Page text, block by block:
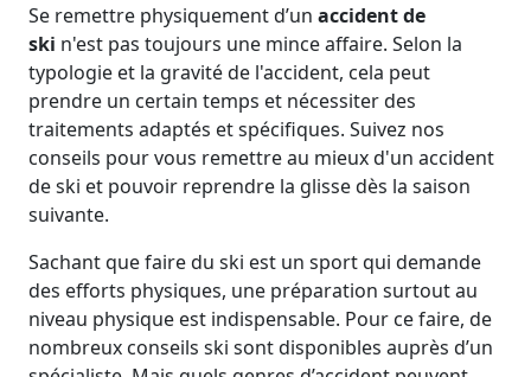
Se remettre physiquement d’un accident de
ski n'est pas toujours une mince affaire. Selon la
typologie et la gravité de l'accident, cela peut
prendre un certain temps et nécessiter des
traitements adaptés et spécifiques. Suivez nos
conseils pour vous remettre au mieux d'un accident
de ski et pouvoir reprendre la glisse dès la saison
suivante.
Sachant que faire du ski est un sport qui demande
des efforts physiques, une préparation surtout au
niveau physique est indispensable. Pour ce faire, de
nombreux conseils ski sont disponibles auprès d’un